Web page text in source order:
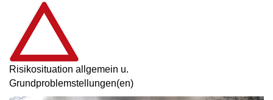
Risikosituation allgemein u.
Grundproblemstellungen(en)